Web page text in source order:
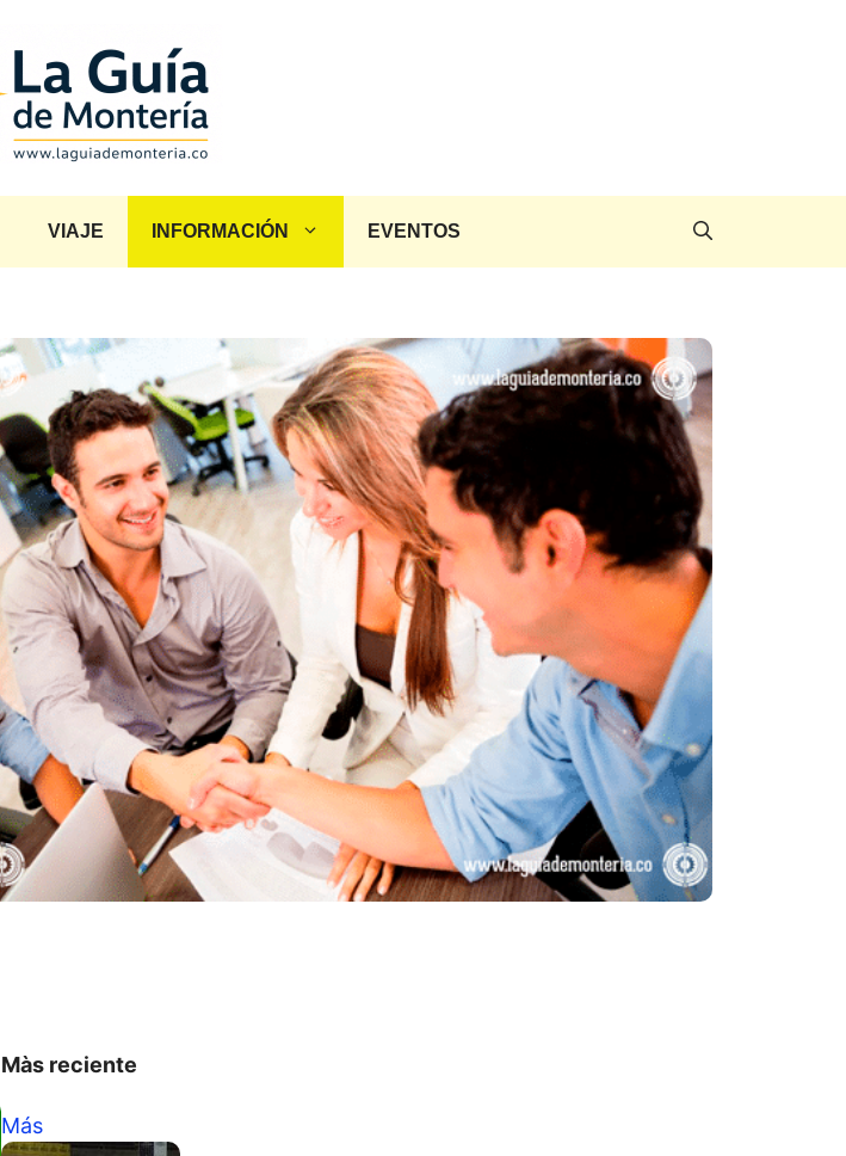
VIAJE INFORMACIÓN EVENTOS
Màs reciente
Más